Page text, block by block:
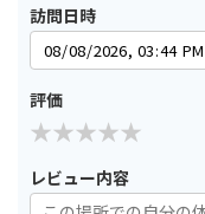
訪問日時
評価
レビュー内容